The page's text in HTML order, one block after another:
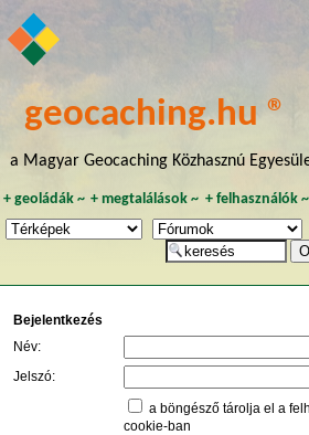
geocaching.hu ®
a Magyar Geocaching Közhasznú
+ geoládák~ +megtalálások ~ + felhasználók~
Bejelentkezés
Név:
Jelszó:
a böngésző tárolja el a
cookie-ban